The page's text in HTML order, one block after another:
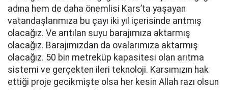
adına hem de daha önemlisi Kars’ta yaşayan
vatandaşlarımıza bu çayı iki yıl içerisinde arıtmış
olacağız. Ve arıtılan suyu barajımıza aktarmış
olacağız. Barajımızdan da ovalarımıza aktarmış
olacağız. 50 bin metreküp kapasitesi olan arıtma
sistemi ve gerçekten ileri teknoloji. Karsımızın hak
ettiği proje gecikmişte olsa her kesin Allah razı olsun